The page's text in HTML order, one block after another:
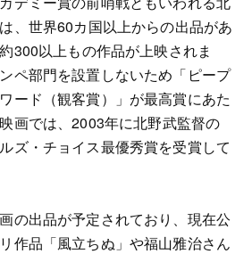
、世界60カ国以上からの出品があ
300以上もの作品が上映されま
ペ部門を設置しないため「ピープ
ード（観客賞）」が最高賞にあた
画では、2003年に北野武監督の
ズ・チョイス最優秀賞を受賞して
の出品が予定されており、現在公
作品「風立ちぬ」や福山雅治さん